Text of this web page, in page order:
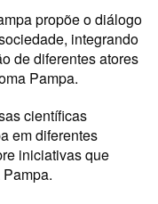
propõe o diálogo
integrando
de diferentes atores
Pampa.
científicas
em diferentes
iniciativas que